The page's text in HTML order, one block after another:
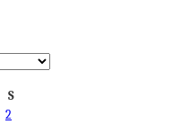
S
2